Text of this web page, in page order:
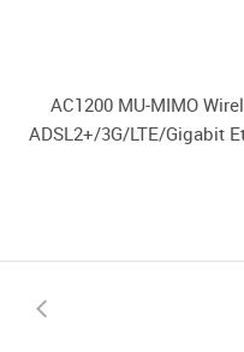
AC1200 MU-MIMO
ADSL2+/3G/LTE/Gigabit